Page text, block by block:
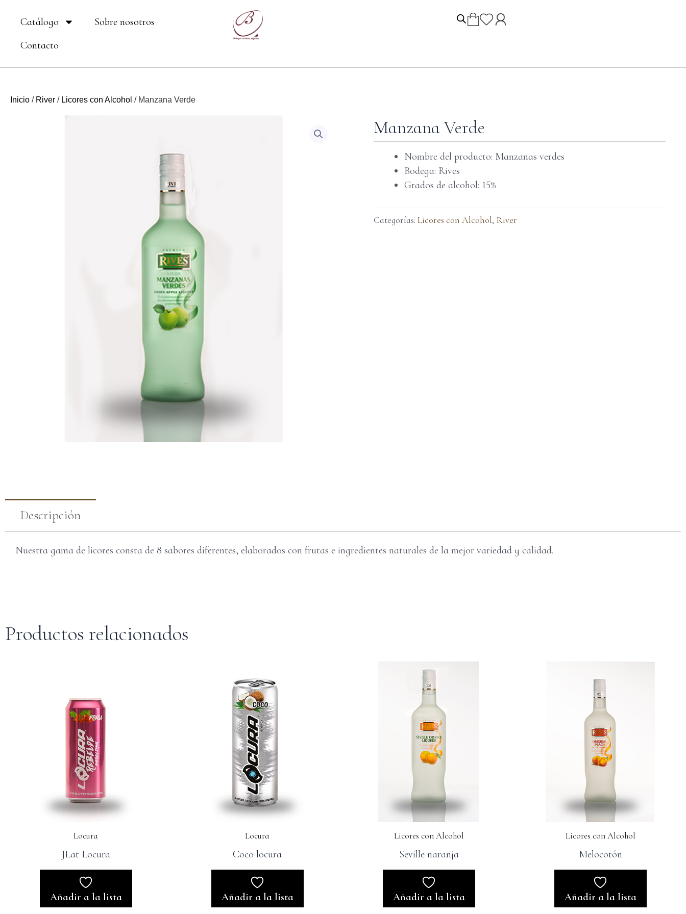
contenido
Catálogo
Sobre nosotros
Contacto
Inicio / River / Licores con Alcohol / Manzana Verde
Manzana Verde
Nombre del producto: Manzanas verdes
Bodega: Rives
Grados de alcohol: 15%
Categorías: Licores con Alcohol, River
Descripción
Nuestra gama de licores consta de 8 sabores diferentes, elaborados con frutas e ingredientes naturales de la mejor variedad y calidad.
Productos relacionados
Locura
JLat Locura
Añadir a la lista
Locura
Coco locura
Añadir a la lista
Licores con Alcohol
Seville naranja
Añadir a la lista
Licores con Alcohol
Melocotón
Añadir a la lista